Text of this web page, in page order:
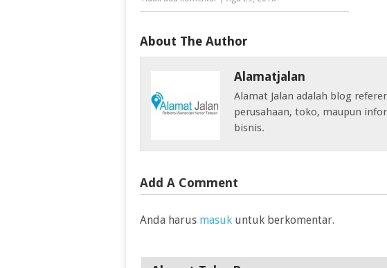
About The Author
Alamatjalan
Alamat Jalan adalah blog
perusahaan, toko, maupun
bisnis.
Add A Comment
Anda harus masuk untuk berkomentar.